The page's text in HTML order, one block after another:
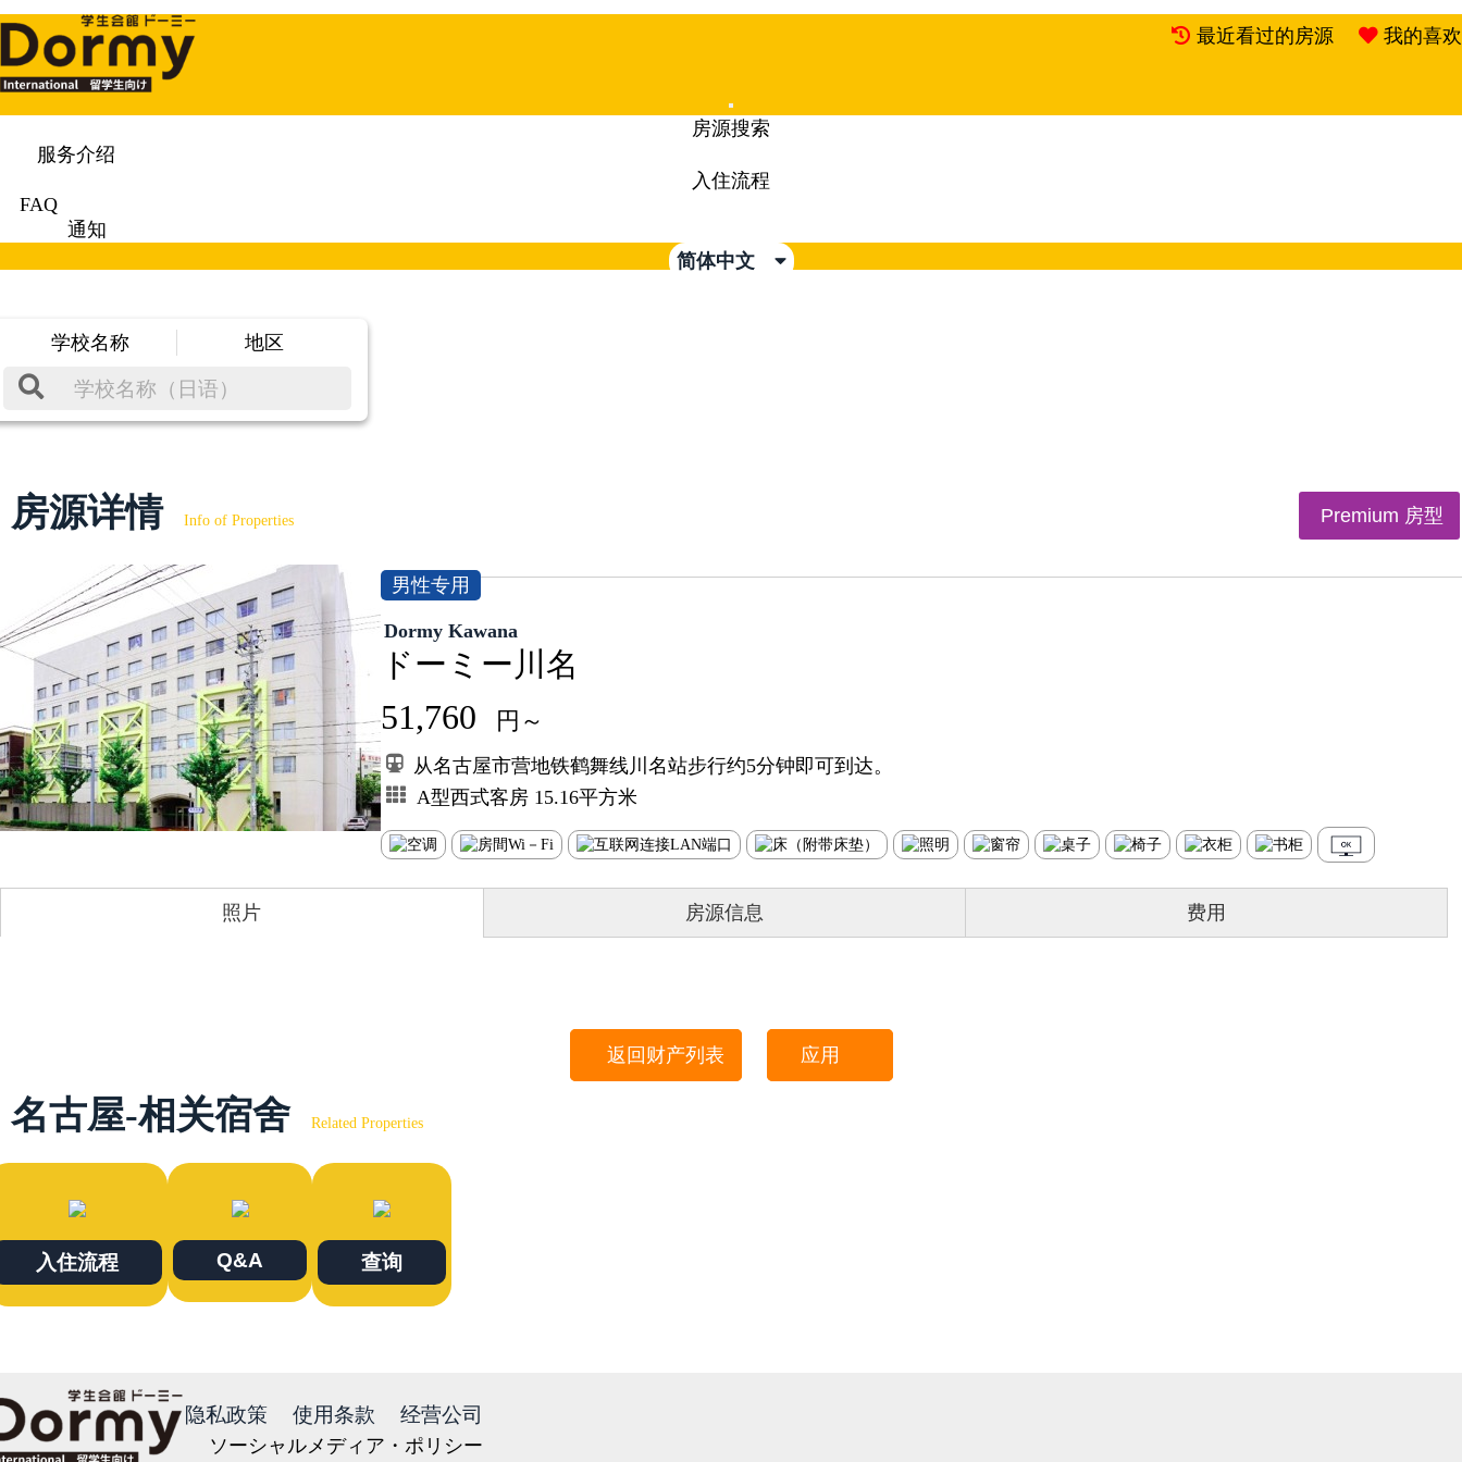
最近看过的房源 我的喜欢
Mobile
Menu
房源搜索
服务介绍
入住流程
FAQ
通知
简体中文
学校名称 地区
房源详情 Info of Properties Premium 房型
男性专用
Dormy Kawana
ドーミー川名
51,760 円～
从名古屋市营地铁鹤舞线川名站步行约5分钟即可到达。
A型西式客房 15.16平方米
照片 房源信息 费用
返回财产列表 应用
名古屋-相关宿舍 Related Properties
入住流程 Q&A 查询
隐私政策 使用条款 经营公司
ソーシャルメディア・ポリシー